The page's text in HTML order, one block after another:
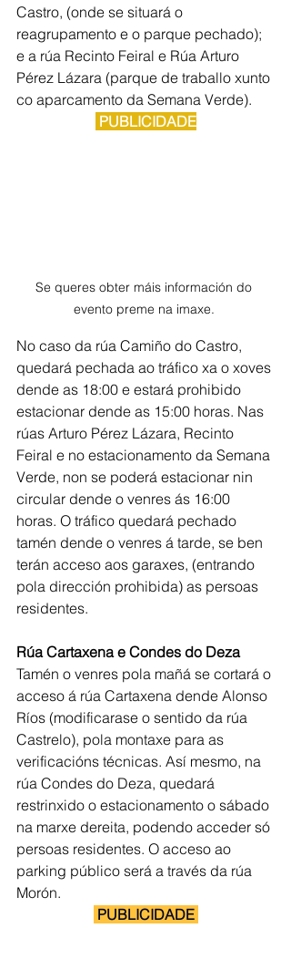
Castro, (onde se situará o
reagrupamento e o parque pechado);
e a rúa Recinto Feiral e Rúa Arturo
Pérez Lázara (parque de traballo xunto
co aparcamento da Semana Verde).
PUBLICIDADE
Se queres obter máis información do
evento preme na imaxe.
No caso da rúa Camiño do Castro,
quedará pechada ao tráfico xa o xoves
dende as 18:00 e estará prohibido
estacionar dende as 15:00 horas. Nas
rúas Arturo Pérez Lázara, Recinto
Feiral e no estacionamento da Semana
Verde, non se poderá estacionar nin
circular dende o venres ás 16:00
horas. O tráfico quedará pechado
tamén dende o venres á tarde, se ben
terán acceso aos garaxes, (entrando
pola dirección prohibida) as persoas
residentes.
Rúa Cartaxena e Condes do Deza
Tamén o venres pola mañá se cortará o
acceso á rúa Cartaxena dende Alonso
Ríos (modificarase o sentido da rúa
Castrelo), pola montaxe para as
verificacións técnicas. Así mesmo, na
rúa Condes do Deza, quedará
restrinxido o estacionamento o sábado
na marxe dereita, podendo acceder só
persoas residentes. O acceso ao
parking público será a través da rúa
Morón.
PUBLICIDADE